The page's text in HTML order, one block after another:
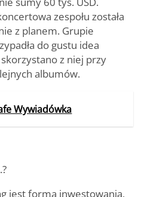
zespołu została
z planem. Grupie
do gustu idea
z niej przy
albumów.
Wywiadówka
jest formą inwestowania,